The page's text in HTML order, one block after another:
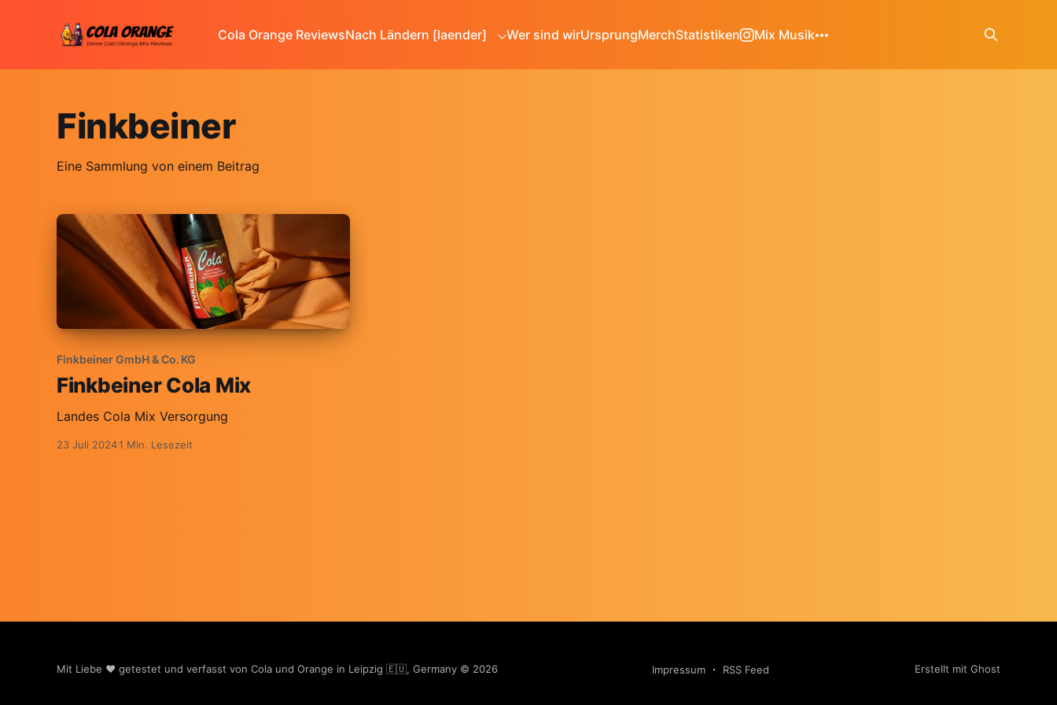
Cola Orange ReviewsNach Ländern [laender] Wer sind wirUrsprungMerchStatistiken Mix Musik
Finkbeiner
Eine Sammlung von einem Beitrag
Finkbeiner GmbH & Co. KG
Finkbeiner Cola Mix
Landes Cola Mix Versorgung
23 Juli 20241 Min. Lesezeit
Mit Liebe ❤️ getestet und verfasst von Cola und Orange in Leipzig 🇪🇺, Germany © 2026 Impressum RSS Feed Erstellt mit Ghost